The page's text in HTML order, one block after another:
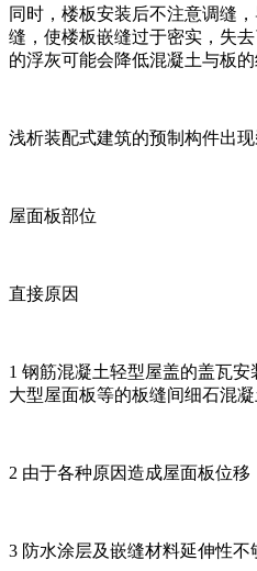
同时，楼板安装后不注意调缝
缝，使楼板嵌缝过于密实，失
的浮灰可能会降低混凝土与板
浅析装配式建筑的预制构件出
屋面板部位
直接原因
1 钢筋混凝土轻型屋盖的盖瓦安
大型屋面板等的板缝间细石混凝
2 由于各种原因造成屋面板位移
3 防水涂层及嵌缝材料延伸性不